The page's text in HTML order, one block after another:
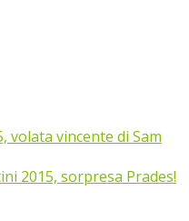
volata vincente di Sam
2015, sorpresa Prades!